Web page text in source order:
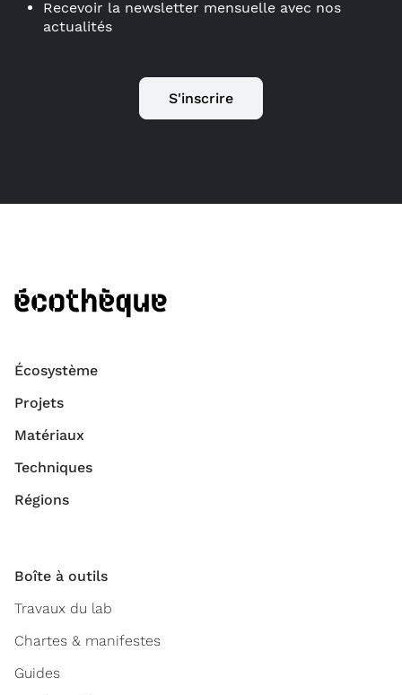
Recevoir la newsletter mensuelle avec nos
actualités
S'inscrire
Écosystème
Projets
Matériaux
Techniques
Régions
Boîte à outils
Travaux du lab
Chartes & manifestes
Guides